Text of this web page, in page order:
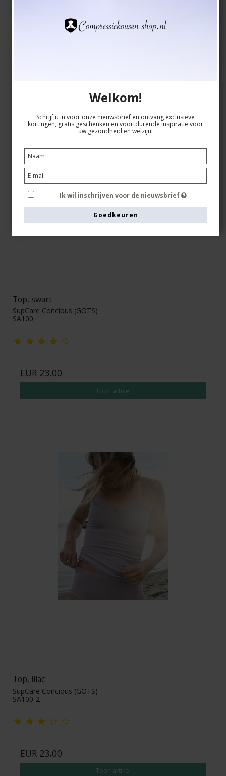
Top, swart
SupCare Concious (GOTS)
SA100
EUR 23,00
Toon artikel
Top, lilac
SupCare Concious (GOTS)
SA100-2
EUR 23,00
Toon artikel
Welkom!
Schrijf u in voor onze nieuwsbrief en ontvang exclusieve
kortingen, gratis geschenken en voortdurende inspiratie voor
uw gezondheid en welzijn!
Ik wil inschrijven voor de nieuwsbrief
Goedkeuren